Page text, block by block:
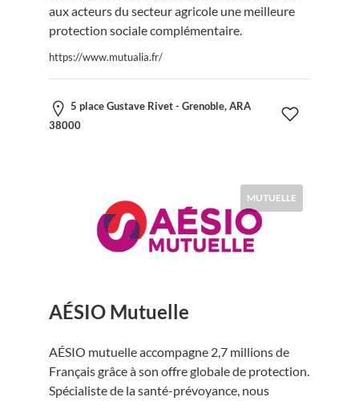
aux acteurs du secteur agricole une meilleure
protection sociale complémentaire.
https://www.mutualia.fr/
5 place Gustave Rivet - Grenoble, ARA
38000
MUTUELLE
AÉSIO Mutuelle
AÉSIO mutuelle accompagne 2,7 millions de
Français grâce à son offre globale de protection.
Spécialiste de la santé-prévoyance, nous